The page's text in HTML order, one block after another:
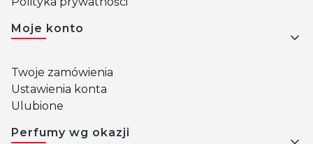
Moje konto
Twoje zamówienia
Ustawienia konta
Ulubione
Perfumy wg okazji